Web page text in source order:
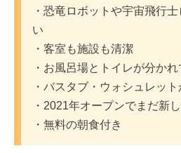
・恐竜ロボットや宇宙飛行
い
・客室も施設も清潔
・お風呂場とトイレが分かれ
・バスタブ・ウォシュレット
・2021年オープンでまだ新
・無料の朝食付き